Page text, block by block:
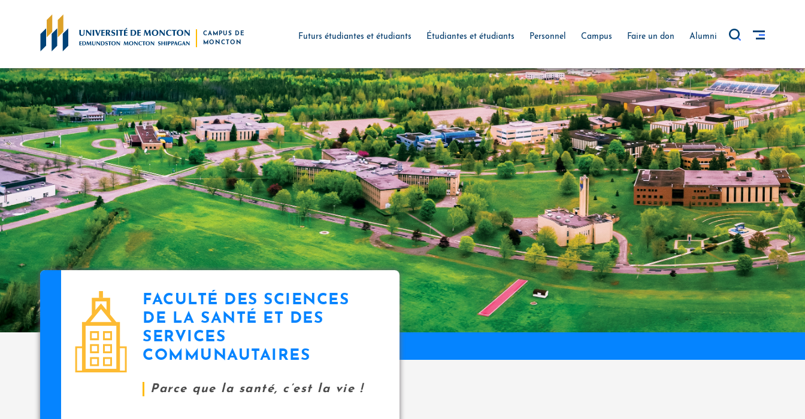
CAMPUS DE
MONCTON
Futurs étudiantes et étudiants Étudiantes et étudiants Personnel Campus Faire un don Alumni
FACULTÉ DES SCIENCES
DE LA SANTÉ ET DES
SERVICES
COMMUNAUTAIRES
Parce que la santé, c’est la vie !